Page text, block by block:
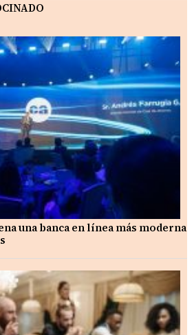
una banca en línea más moderna